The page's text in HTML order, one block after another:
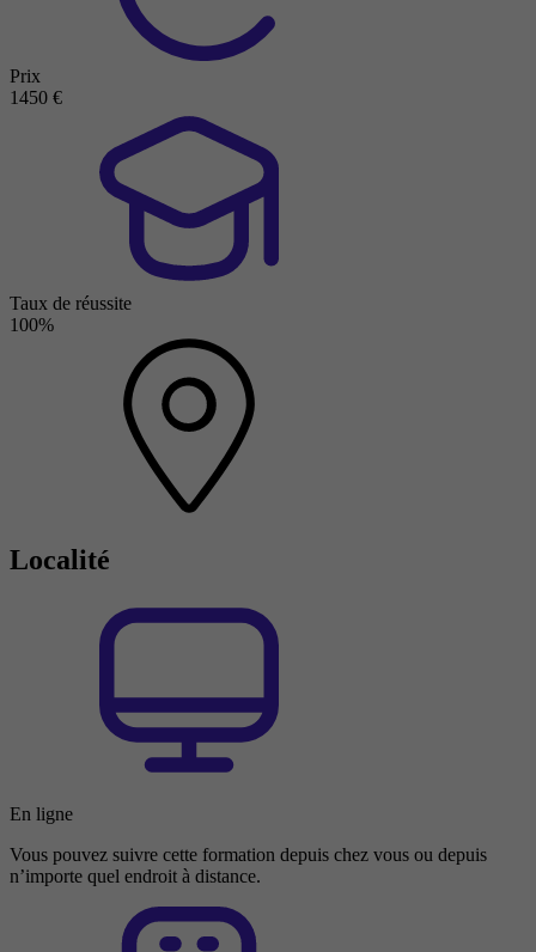
Prix
1450 €
Taux de réussite
100%
Localité
En ligne
Vous pouvez suivre cette formation depuis chez vous ou depuis
n’importe quel endroit à distance.